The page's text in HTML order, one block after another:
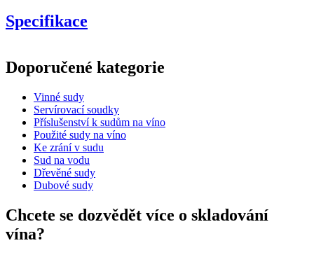
Specifikace
Číslo produktuWOB-HM3
Rozměry (ŠxVxH cm)
Hmotnost (kg) 4.1
Výška (cm)26
Šířka (cm) 21
Hloubka (cm)
Doporučené kategorie
Vinné sudy
Servírovací soudky
Příslušenství k sudům na víno
Použité sudy na víno
Ke zrání v sudu
Sud na vodu
Dřevěné sudy
Dubové sudy
Chcete se dozvědět více o skladování
vína?